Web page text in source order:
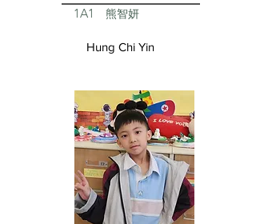
1A1 熊智妍
Hung Chi Yin